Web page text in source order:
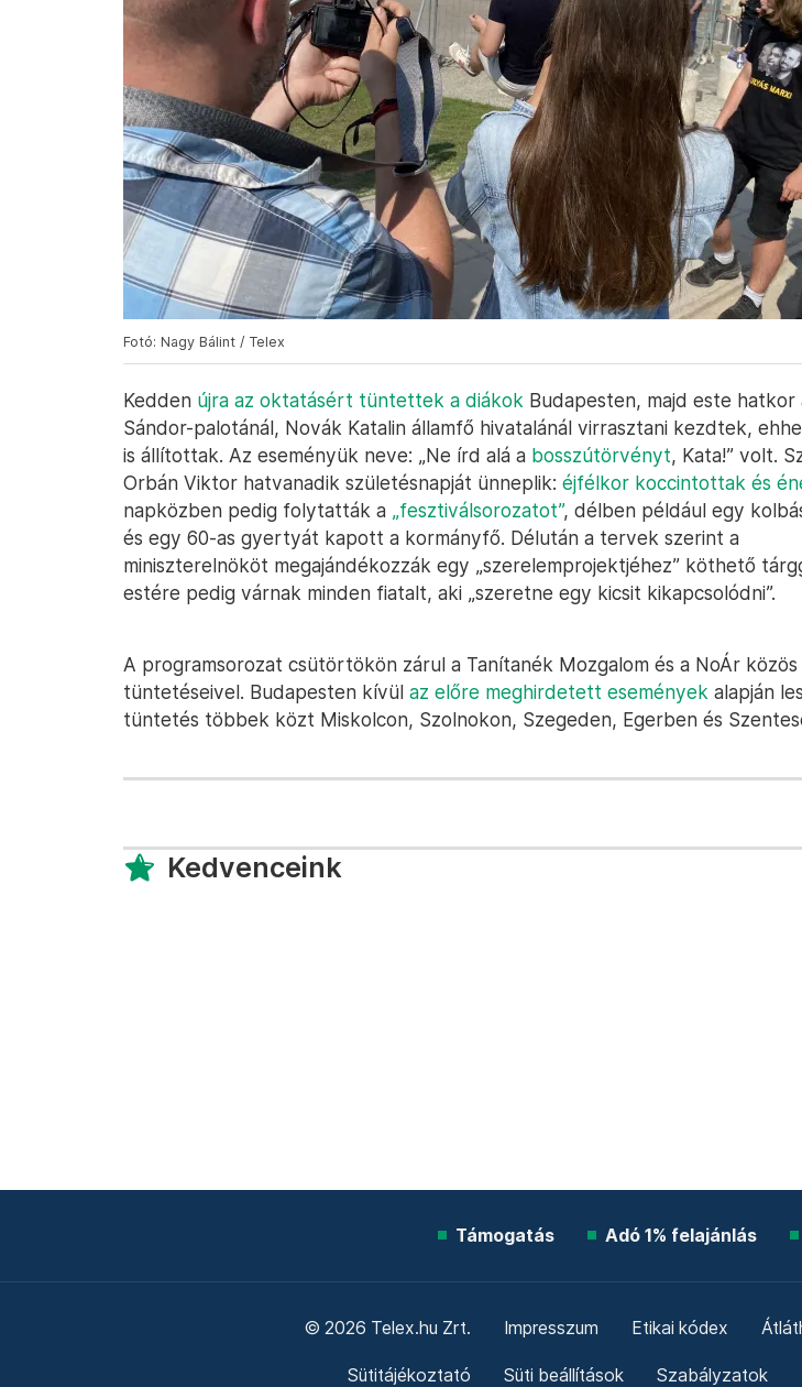
Fotó: Nagy Bálint / Telex
Kedden újra az oktatásért tüntettek a diákok Budapesten, majd este hatkor
Sándor-palotánál, Novák Katalin államfő hivatalánál virrasztani kezdtek,
is állítottak. Az eseményük neve: „Ne írd alá a bosszútörvényt, Kata!” volt.
Orbán Viktor hatvanadik születésnapját ünneplik: éjfélkor koccintottak és
napközben pedig folytatták a „fesztiválsorozatot”, délben például egy
és egy 60-as gyertyát kapott a kormányfő. Délután a tervek szerint a
miniszterelnököt megajándékozzák egy „szerelemprojektjéhez” köthető
estére pedig várnak minden fiatalt, aki „szeretne egy kicsit kikapcsolódni”.
A programsorozat csütörtökön zárul a Tanítanék Mozgalom és a NoÁr közös
tüntetéseivel. Budapesten kívül az előre meghirdetett események alapján
tüntetés többek közt Miskolcon, Szolnokon, Szegeden, Egerben és
Kedvenceink
Támogatás Adó 1% felajánlás
© 2026 Telex.hu Zrt. Impresszum Etikai kódex
Sütitájékoztató Süti beállítások Szabályzatok